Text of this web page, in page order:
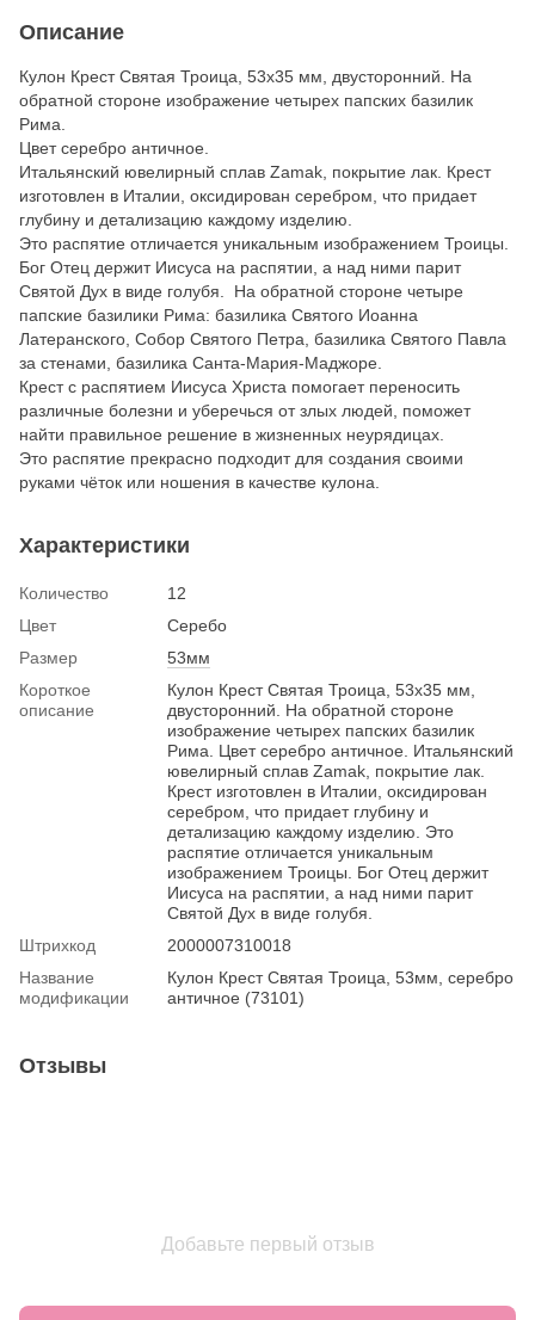
Описание
Кулон Крест Святая Троица, 53х35 мм, двусторонний. На
обратной стороне изображение четырех папских базилик
Рима.
Цвет серебро античное.
Итальянский ювелирный сплав Zamak, покрытие лак. Крест
изготовлен в Италии, оксидирован серебром, что придает
глубину и детализацию каждому изделию.
Это распятие отличается уникальным изображением Троицы.
Бог Отец держит Иисуса на распятии, а над ними парит
Святой Дух в виде голубя. На обратной стороне четыре
папские базилики Рима: базилика Святого Иоанна
Латеранского, Собор Святого Петра, базилика Святого Павла
за стенами, базилика Санта-Мария-Маджоре.
Крест с распятием Иисуса Христа помогает переносить
различные болезни и уберечься от злых людей, поможет
найти правильное решение в жизненных неурядицах.
Это распятие прекрасно подходит для создания своими
руками чёток или ношения в качестве кулона.
Характеристики
Количество
12
Цвет
Серебо
Размер
53мм
Короткое
описание
Кулон Крест Святая Троица, 53х35 мм,
двусторонний. На обратной стороне
изображение четырех папских базилик
Рима. Цвет серебро античное. Итальянский
ювелирный сплав Zamak, покрытие лак.
Крест изготовлен в Италии, оксидирован
серебром, что придает глубину и
детализацию каждому изделию. Это
распятие отличается уникальным
изображением Троицы. Бог Отец держит
Иисуса на распятии, а над ними парит
Святой Дух в виде голубя.
Штрихкод
2000007310018
Название
модификации
Кулон Крест Святая Троица, 53мм, серебро
античное (73101)
Отзывы
Добавьте первый отзыв